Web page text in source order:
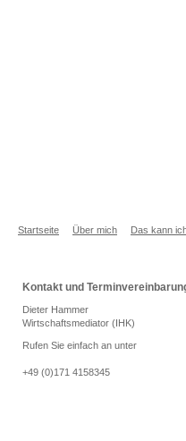
Startseite Über mich Das kann
Kontakt und
Dieter Hammer
Wirtschaftsmediator (IHK)
Rufen Sie einfach an unter
+49 (0)171 4158345